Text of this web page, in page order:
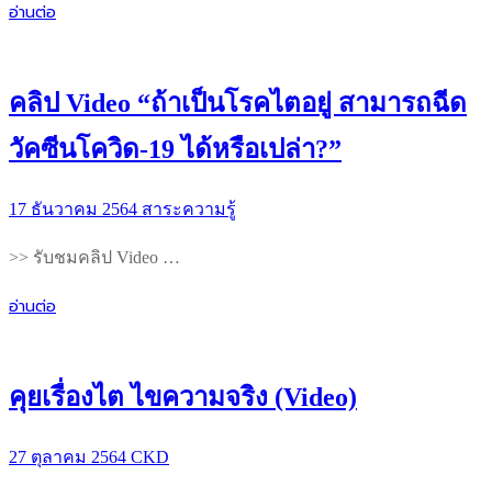
อ่านต่อ
คลิป Video “ถ้าเป็นโรคไตอยู่ สามารถฉีด
วัคซีนโควิด-19 ได้หรือเปล่า?”
17 ธันวาคม 2564 สาระความรู้
>> รับชมคลิป Video …
อ่านต่อ
คุยเรื่องไต ไขความจริง (Video)
27 ตุลาคม 2564 CKD